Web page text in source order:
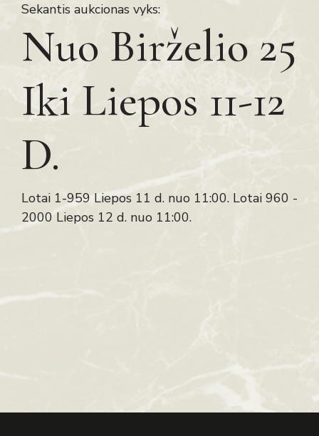
Sekantis aukcionas vyks:
Nuo Birželio 25
Iki Liepos 11-12
D.
Lotai 1-959 Liepos 11 d. nuo 11:00. Lotai 960 -
2000 Liepos 12 d. nuo 11:00.